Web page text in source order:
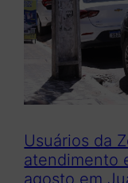
Usuários da
atendimento